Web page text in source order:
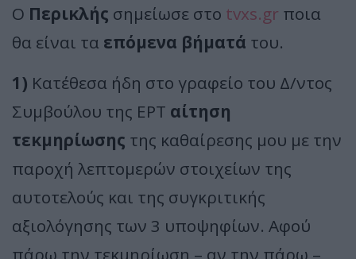
Ο Περικλής σημείωσε στο tvxs.gr ποια
θα είναι τα επόμενα βήματά του.
1) Κατέθεσα ήδη στο γραφείο του Δ/ντος
Συμβούλου της ΕΡΤ αίτηση
τεκμηρίωσης της καθαίρεσης μου με την
παροχή λεπτομερών στοιχείων της
αυτοτελούς και της συγκριτικής
αξιολόγησης των 3 υποψηφίων. Αφού
πάρω την τεκμηρίωση – αν την πάρω –